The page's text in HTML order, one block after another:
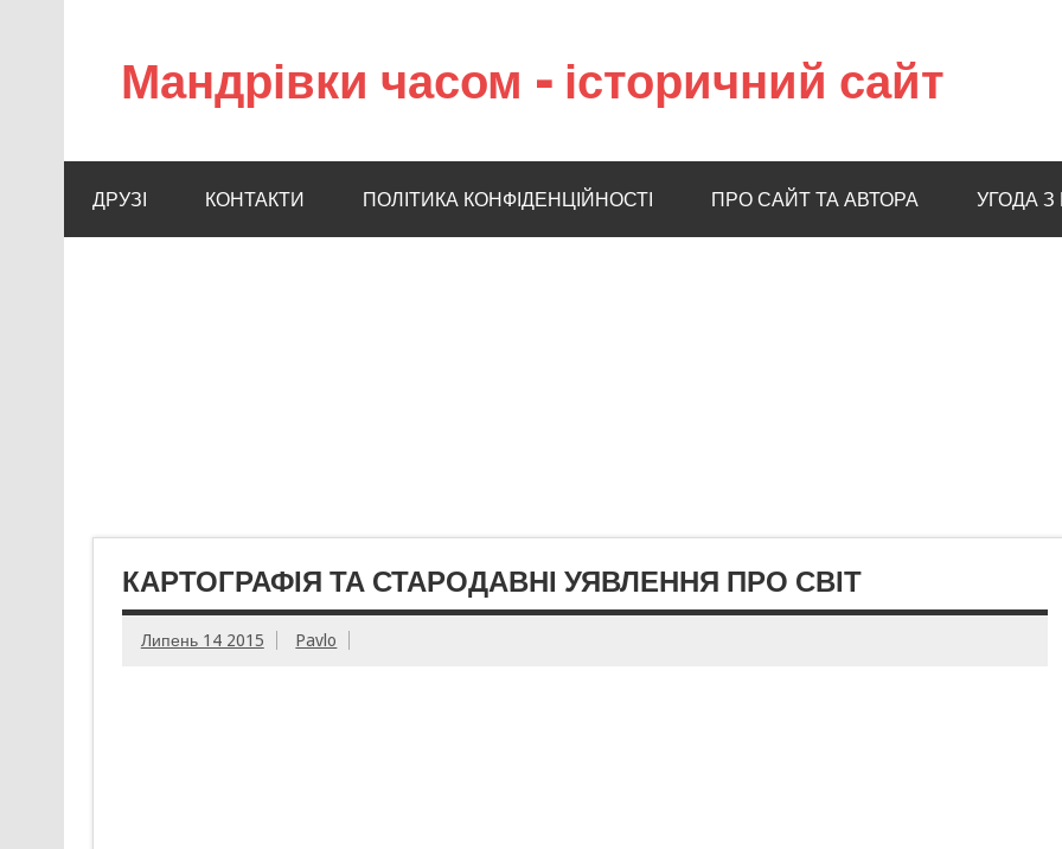
Мандрівки часом – історичний сайт
ДРУЗІ КОНТАКТИ ПОЛІТИКА КОНФІДЕНЦІЙНОСТІ ПРО САЙТ ТА АВТОРА УГОДА
КАРТОГРАФІЯ ТА СТАРОДАВНІ УЯВЛЕННЯ ПРО СВІТ
Липень 14 2015 Pavlo